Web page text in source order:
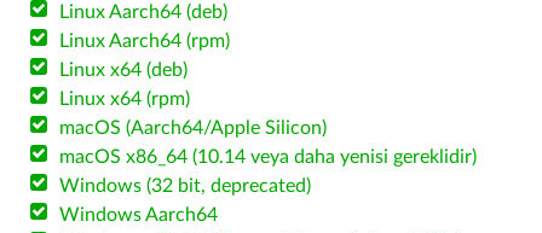
Linux Aarch64 (deb)
Linux Aarch64 (rpm)
Linux x64 (deb)
Linux x64 (rpm)
macOS (Aarch64/Apple Silicon)
macOS x86_64 (10.14 veya daha yenisi gereklidir)
Windows (32 bit, deprecated)
Windows Aarch64